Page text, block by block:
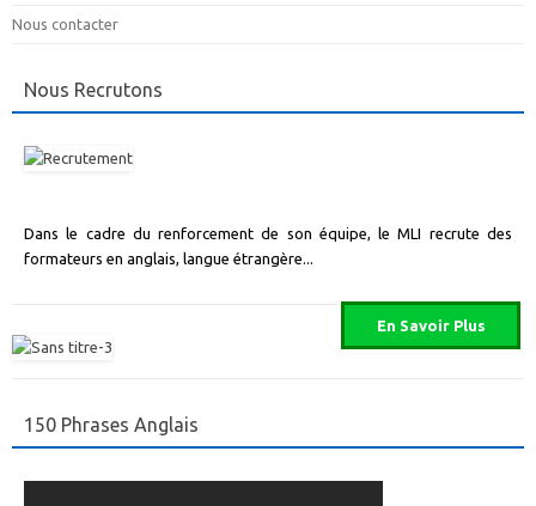
Nous contacter
Nous Recrutons
Dans le cadre du renforcement de son équipe, le MLI recrute des
formateurs en anglais, langue étrangère...
150 Phrases Anglais